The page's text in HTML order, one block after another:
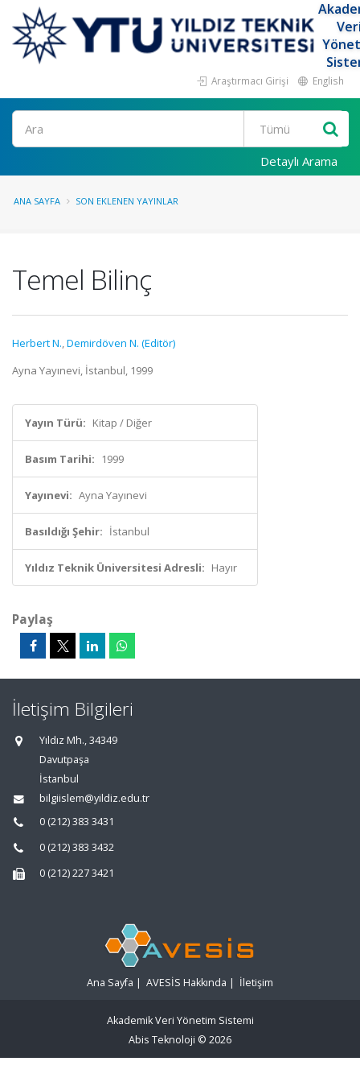
Araştırmacı Girişi English
Ara
Detaylı Arama
ANA SAYFA SON EKLENEN YAYINLAR
Temel Bilinç
Herbert N.,Demirdöven N. (Editör)
Ayna Yayınevi, İstanbul, 1999
Yayın Türü: Kitap / Diğer
Basım Tarihi: 1999
Yayınevi: Ayna Yayınevi
Basıldığı Şehir: İstanbul
Yıldız Teknik Üniversitesi Adresli: Hayır
Paylaş
İletişim Bilgileri
Yıldız Mh., 34349
Davutpaşa
İstanbul
bilgiislem@yildiz.edu.tr
0 (212) 383 3431
0 (212) 383 3432
0 (212) 227 3421
Ana Sayfa | AVESİS Hakkında | İletişim
Akademik Veri Yönetim Sistemi
Abis Teknoloji © 2026